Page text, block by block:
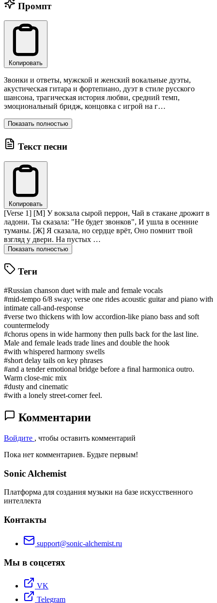
Промпт
Копировать
Звонки и ответы, мужской и женский вокальные дуэты,
акустическая гитара и фортепиано, дуэт в стиле русского
шансона, трагическая история любви, средний темп,
эмоциональный бридж, концовка с игрой на г…
Показать полностью
Текст песни
Копировать
[Verse 1] [М] У вокзала сырой перрон, Чай в стакане дрожит в
ладони. Ты сказала: "Не будет звонков", И ушла в осенние
туманы. [Ж] Я сказала, но сердце врёт, Оно помнит твой
взгляд у двери. На пустых …
Показать полностью
Теги
#Russian chanson duet with male and female vocals
#mid-tempo 6/8 sway; verse one rides acoustic guitar and piano with
intimate call-and-response
#verse two thickens with low accordion-like piano bass and soft
countermelody
#chorus opens in wide harmony then pulls back for the last line.
Male and female leads trade lines and double the hook
#with whispered harmony swells
#short delay tails on key phrases
#and a tender emotional bridge before a final harmonica outro.
Warm close-mic mix
#dusty and cinematic
#with a lonely street-corner feel.
Комментарии
Войдите , чтобы оставить комментарий
Пока нет комментариев. Будьте первым!
Sonic Alchemist
Платформа для создания музыки на базе искусственного
интеллекта
Контакты
support@sonic-alchemist.ru
Мы в соцсетях
VK
Telegram